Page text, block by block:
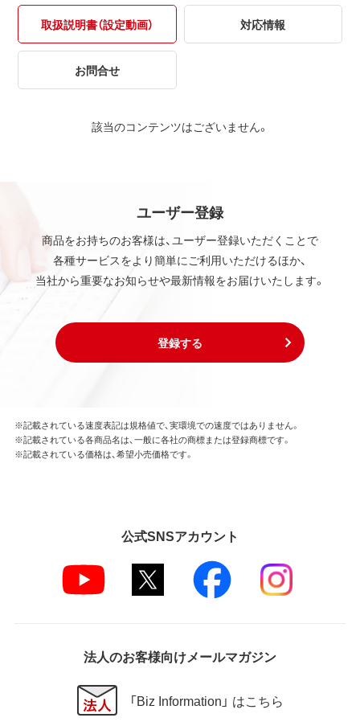
取扱説明書（設定動画） 対応情報
お問合せ
該当のコンテンツはございません。
ユーザー登録
商品をお持ちのお客様は、ユーザー登録いただくことで
各種サービスをより簡単にご利用いただけるほか、
当社から重要なお知らせや最新情報をお届けいたします。
登録する
※記載されている速度表記は規格値で、実環境での速度ではありません。
※記載されている各商品名は、一般に各社の商標または登録商標です。
※記載されている価格は、希望小売価格です。
公式SNSアカウント
法人のお客様向けメールマガジン
「Biz Information」 はこちら